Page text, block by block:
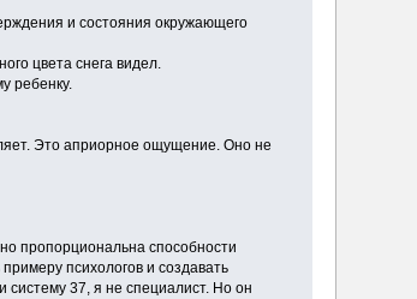
и состояния окружающего
цвета снега видел.
ребенку.
Это априорное ощущение. Оно не
пропорциональна способности
психологов и создавать
систему 37, я не специалист. Но он